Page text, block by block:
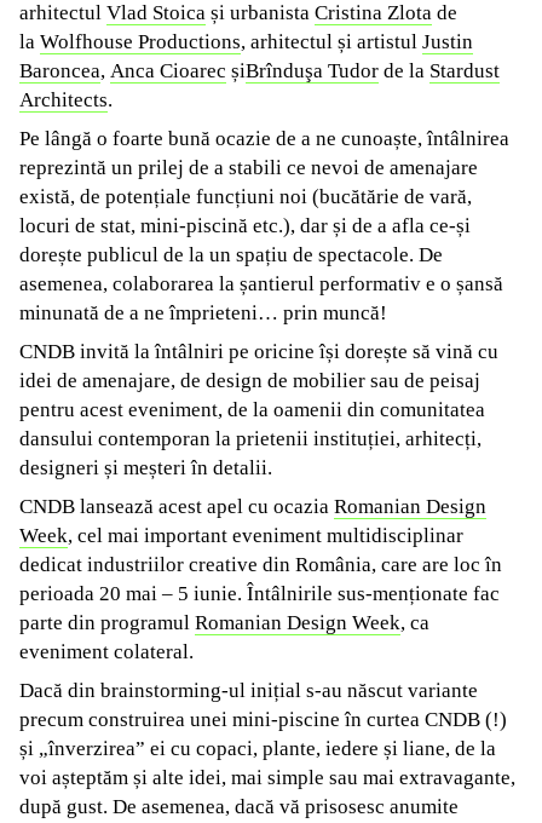
arhitectul Vlad Stoica și urbanista Cristina Zlota de
la Wolfhouse Productions, arhitectul și artistul Justin
Baroncea, Anca Cioarec șiBrînduşa Tudor de la Stardust
Architects.
Pe lângă o foarte bună ocazie de a ne cunoaște, întâlnirea
reprezintă un prilej de a stabili ce nevoi de amenajare
există, de potențiale funcțiuni noi (bucătărie de vară,
locuri de stat, mini-piscină etc.), dar și de a afla ce-și
dorește publicul de la un spațiu de spectacole. De
asemenea, colaborarea la șantierul performativ e o șansă
minunată de a ne împrieteni… prin muncă!
CNDB invită la întâlniri pe oricine își dorește să vină cu
idei de amenajare, de design de mobilier sau de peisaj
pentru acest eveniment, de la oamenii din comunitatea
dansului contemporan la prietenii instituției, arhitecți,
designeri și meșteri în detalii.
CNDB lansează acest apel cu ocazia Romanian Design
Week, cel mai important eveniment multidisciplinar
dedicat industriilor creative din România, care are loc în
perioada 20 mai – 5 iunie. Întâlnirile sus-menționate fac
parte din programul Romanian Design Week, ca
eveniment colateral.
Dacă din brainstorming-ul inițial s-au născut variante
precum construirea unei mini-piscine în curtea CNDB (!)
și „înverzirea” ei cu copaci, plante, iedere și liane, de la
voi așteptăm și alte idei, mai simple sau mai extravagante,
după gust. De asemenea, dacă vă prisosesc anumite